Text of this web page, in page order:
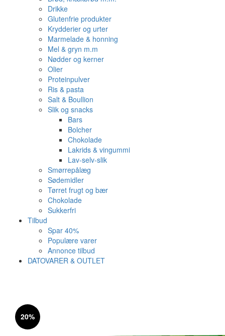
Drikke
Glutenfrie produkter
Krydderier og urter
Marmelade & honning
Mel & gryn m.m
Nødder og kerner
Olier
Proteinpulver
Ris & pasta
Salt & Boullion
Slik og snacks
Bars
Bolcher
Chokolade
Lakrids & vingummi
Lav-selv-slik
Smørrepålæg
Sødemidler
Tørret frugt og bær
Chokolade
Sukkerfri
Tilbud
Spar 40%
Populære varer
Annonce tilbud
DATOVARER & OUTLET
Varen er nu i kurven ✔
Vi anbefaler dig disse
20%